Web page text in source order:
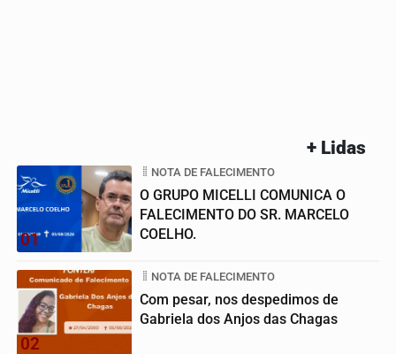
+ Lidas
01
NOTA DE FALECIMENTO
O GRUPO MICELLI COMUNICA O
FALECIMENTO DO SR. MARCELO
COELHO.
02
NOTA DE FALECIMENTO
Com pesar, nos despedimos de
Gabriela dos Anjos das Chagas